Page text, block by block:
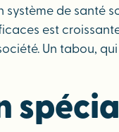
système de santé
est
Un tabou,